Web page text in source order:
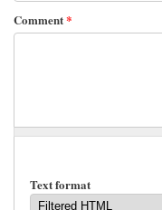
Comment*
Text format